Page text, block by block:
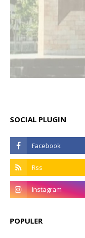
SOCIAL PLUGIN
POPULER